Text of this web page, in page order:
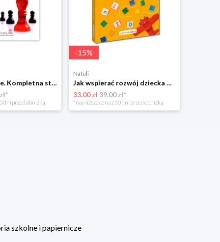
Pewność siebie. Kompletna strategia wykorzystania własnego potencjału Samo sedno
dni przed obniżką
-15%
Natuli
Jak wspierać rozwój dziecka w wieku 6–13 lat? Samo sedno
33.00 zł39.00 zł*
*najniższa cena z 30 dni przed obniżką
szkolne i papiernicze